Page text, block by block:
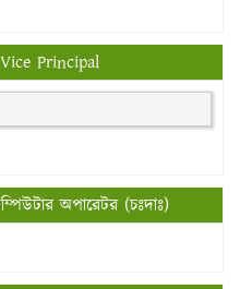
Principal
অপারেটর (চঃদাঃ)